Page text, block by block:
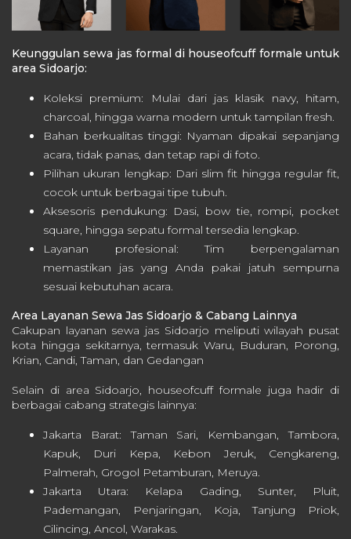
Keunggulan sewa jas formal di houseofcuff formale untuk
area Sidoarjo:
Koleksi premium: Mulai dari jas klasik navy, hitam,
charcoal, hingga warna modern untuk tampilan fresh.
Bahan berkualitas tinggi: Nyaman dipakai sepanjang
acara, tidak panas, dan tetap rapi di foto.
Pilihan ukuran lengkap: Dari slim fit hingga regular fit,
cocok untuk berbagai tipe tubuh.
Aksesoris pendukung: Dasi, bow tie, rompi, pocket
square, hingga sepatu formal tersedia lengkap.
Layanan profesional: Tim berpengalaman
memastikan jas yang Anda pakai jatuh sempurna
sesuai kebutuhan acara.
Area Layanan Sewa Jas Sidoarjo & Cabang Lainnya
Cakupan layanan sewa jas Sidoarjo meliputi wilayah pusat
kota hingga sekitarnya, termasuk Waru, Buduran, Porong,
Krian, Candi, Taman, dan Gedangan
Selain di area Sidoarjo, houseofcuff formale juga hadir di
berbagai cabang strategis lainnya:
Jakarta Barat: Taman Sari, Kembangan, Tambora,
Kapuk, Duri Kepa, Kebon Jeruk, Cengkareng,
Palmerah, Grogol Petamburan, Meruya.
Jakarta Utara: Kelapa Gading, Sunter, Pluit,
Pademangan, Penjaringan, Koja, Tanjung Priok,
Cilincing, Ancol, Warakas.